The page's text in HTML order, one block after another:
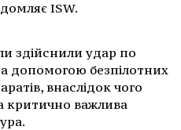
ISW.
здійснили удар по
допомогою безпілотних
внаслідок чого
критично важлива